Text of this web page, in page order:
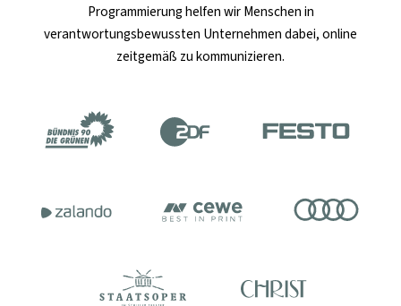
Programmierung helfen wir Menschen in
verantwortungsbewussten Unternehmen dabei, online
zeitgemäß zu kommunizieren.